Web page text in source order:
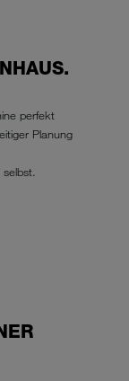
perfekt
Planung